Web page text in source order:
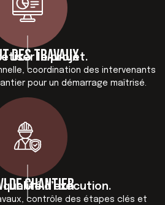
des travaux
le projet.
coordination des intervenants
pour un démarrage maîtrisé.
de chantier
qualité d’exécution.
contrôle des étapes clés et